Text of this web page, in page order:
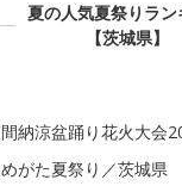
夏の人気夏祭りラン
【茨城県】
納涼盆踊り花火大会
がた夏祭り／茨城県